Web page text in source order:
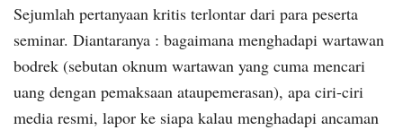
Sejumlah pertanyaan kritis terlontar dari para peserta
seminar. Diantaranya : bagaimana menghadapi wartawan
bodrek (sebutan oknum wartawan yang cuma mencari
uang dengan pemaksaan ataupemerasan), apa ciri-ciri
media resmi, lapor ke siapa kalau menghadapi ancaman